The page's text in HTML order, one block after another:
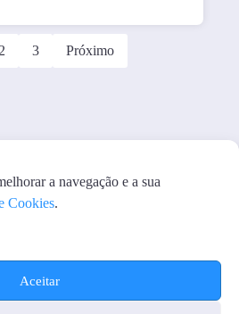
a navegação e a sua
Cookies.
Aceitar
3 Próximo